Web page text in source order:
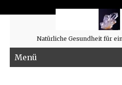
Natürliche Gesundheit für
Menü